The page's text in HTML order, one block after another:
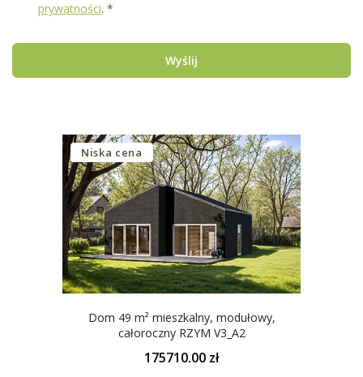
prywatności. *
Wyślij
Niska cena
Dom 49 m² mieszkalny, modułowy,
całoroczny RZYM V3_A2
175710.00 zł